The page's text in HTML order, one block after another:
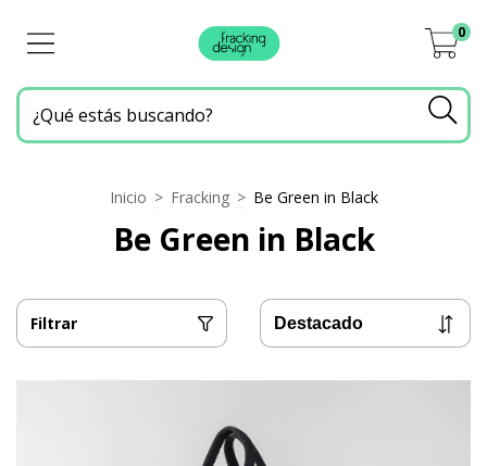
0
Inicio > Fracking > Be Green in Black
Be Green in Black
Filtrar